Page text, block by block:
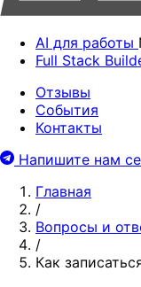
AI для работы
Full Stack
Отзывы
События
Контакты
Напишите нам
Главная
/
Вопросы и
/
Как